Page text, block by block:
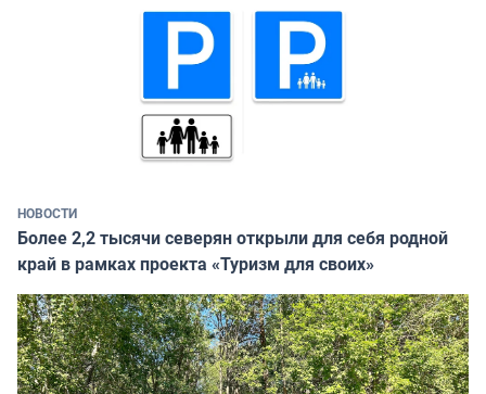
НОВОСТИ
Более 2,2 тысячи северян открыли для себя родной
край в рамках проекта «Туризм для своих»